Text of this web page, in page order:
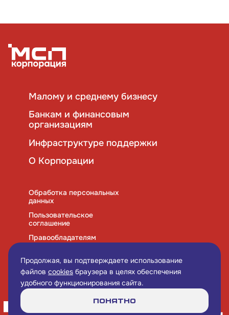
Малому и среднему бизнесу
Банкам и финансовым
организациям
Инфраструктуре поддержки
О Корпорации
Обработка персональных
данных
Пользовательское
соглашение
Правообладателям
cookies
Продолжая, вы подтверждаете использование
файлов cookies браузера в целях обеспечения
удобного функционирования сайта.
Понятно